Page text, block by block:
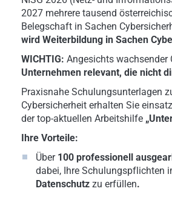
2027 mehrere tausend
Belegschaft in Sachen
wird Weiterbildung in Sachen
WICHTIG: Angesichts wachsender
Unternehmen relevant, die nicht
Praxisnahe Schulungsunterlagen
Cybersicherheit erhalten Sie
der top-aktuellen Arbeitshilfe
Ihre Vorteile:
Über 100 professionell
dabei, Ihre Schulungspflichten
Datenschutz zu erfüllen.